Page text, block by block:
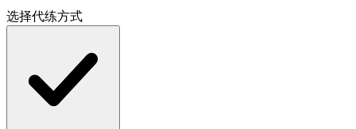
选择代练方式